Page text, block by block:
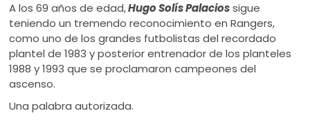
A los 69 años de edad,Hugo Solís Palaciossigue
teniendo un tremendo reconocimiento en Rangers,
como uno de los grandes futbolistas del recordado
plantel de 1983 y posterior entrenador de los planteles
1988 y 1993 que se proclamaron campeones del
ascenso.
Una palabra autorizada.